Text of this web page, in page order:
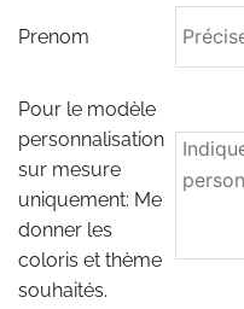
Prenom
Pour le modèle
personnalisation
sur mesure
uniquement: Me
donner les
coloris et thème
souhaités.